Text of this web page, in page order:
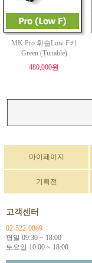
MK Pro 휘슬Low F키
Green (Tunable)
480,000원
마이페이지
기획전
고객센터
02-522-0869
평일 09:30 ~ 18:00
토요일 10:00 ~ 18:00